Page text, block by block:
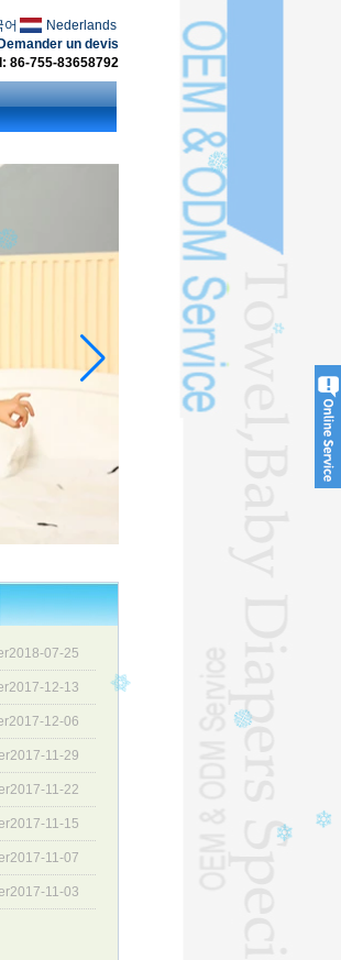
86-755-83658792
Demander un devis
어 Nederlands
07-25
12-13
12-06
11-29
11-22
11-15
11-07
11-03